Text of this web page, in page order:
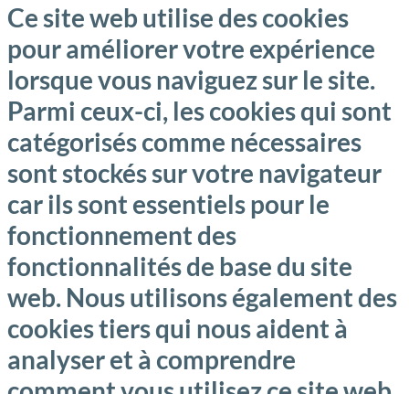
Ce site web utilise des cookies
pour améliorer votre expérience
lorsque vous naviguez sur le site.
Parmi ceux-ci, les cookies qui sont
catégorisés comme nécessaires
sont stockés sur votre navigateur
car ils sont essentiels pour le
fonctionnement des
fonctionnalités de base du site
web. Nous utilisons également des
cookies tiers qui nous aident à
analyser et à comprendre